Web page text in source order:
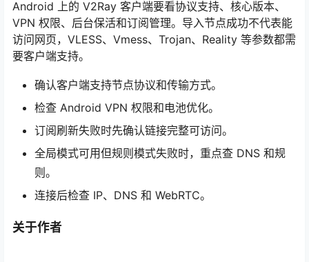
Android 上的 V2Ray 客户端要看协议支持、核心版本、
VPN 权限、后台保活和订阅管理。导入节点成功不代表能
访问网页，VLESS、Vmess、Trojan、Reality 等参数都需
要客户端支持。
确认客户端支持节点协议和传输方式。
检查 Android VPN 权限和电池优化。
订阅刷新失败时先确认链接完整可访问。
全局模式可用但规则模式失败时，重点查 DNS 和规
则。
连接后检查 IP、DNS 和 WebRTC。
关于作者